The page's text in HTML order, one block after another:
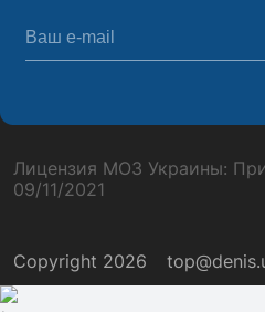
Copyright 2026
Лицензия МОЗ Украины:
09/11/2021